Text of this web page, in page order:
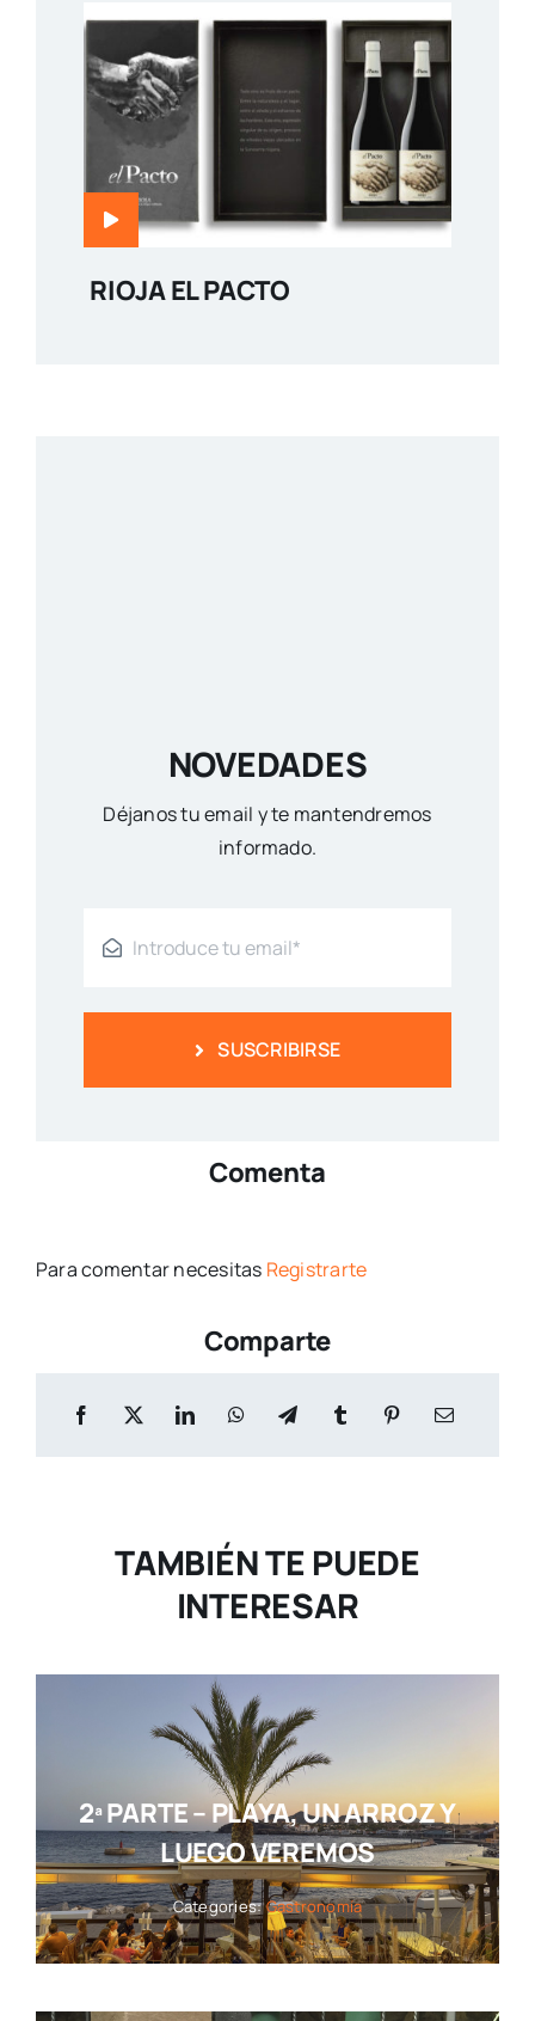
RIOJA EL PACTO
NOVEDADES
Déjanos tu email y te mantendremos
informado.
SUSCRIBIRSE
Comenta
Para comentar necesitas Registrarte
Comparte
TAMBIÉN TE PUEDE
INTERESAR
2ª PARTE – PLAYA, UN ARROZ Y
LUEGO VEREMOS
Categories:Gastronomía